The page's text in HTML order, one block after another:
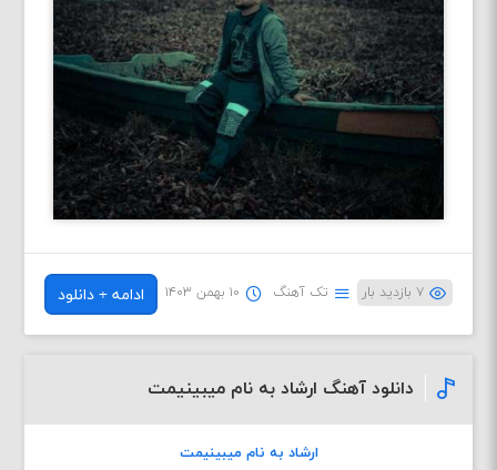
۷ بازدید بار تک آهنگ ۱۰ بهمن ۱۴۰۳ ادامه + دانلود
دانلود آهنگ ارشاد به نام میبینیمت
ارشاد به نام میبینیمت